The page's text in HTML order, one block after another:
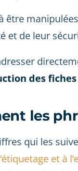
être
et de leur
des
les
qui les
et à